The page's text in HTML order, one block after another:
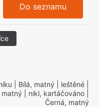
Do seznamu
| Bílá, matný | leštěné
matný | nikl, kartáčováno
Černá, matný